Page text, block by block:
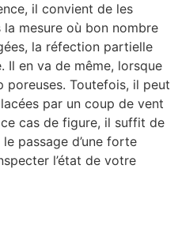
il convient de les
mesure où bon nombre
la réfection partielle
en va de même, lorsque
poreuses. Toutefois, il peut
par un coup de vent
cas de figure, il suffit de
passage d’une forte
l’état de votre